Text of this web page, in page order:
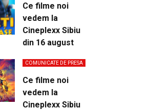
Ce filme noi
vedem la
Cineplexx Sibiu
din 16 august
COMUNICATE DE PRESA
Ce filme noi
vedem la
Cineplexx Sibiu